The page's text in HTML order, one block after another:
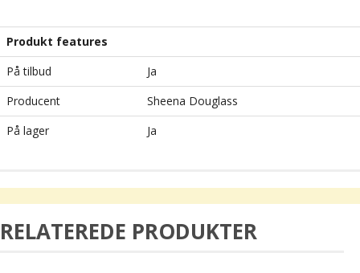
Produkt features
På tilbud
Ja
Producent
Sheena Douglass
På lager
Ja
RELATEREDE PRODUKTER